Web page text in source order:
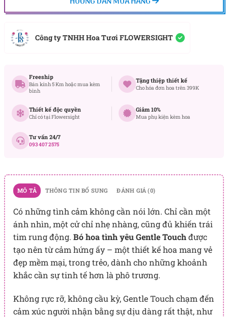
Công ty TNHH Hoa Tươi FLOWERSIGHT
Freeship
Bán kính 5 Km hoặc mua kèm
bình
Tặng thiệp thiết kế
Cho hóa đơn hoa trên 399K
Thiết kế độc quyền
Chỉ có tại Flowersight
Giảm 10%
Mua phụ kiện kèm hoa
Tư vấn 24/7
093 407 2575
MÔ TẢ THÔNG TIN BỔ SUNG ĐÁNH GIÁ (0)
Có những tình cảm không cần nói lớn. Chỉ cần một
ánh nhìn, một cử chỉ nhẹ nhàng, cũng đủ khiến trái
tim rung động. Bó hoa tình yêu Gentle Touchđược
tạo nên từ cảm hứng ấy – một thiết kế hoa mang vẻ
đẹp mềm mại, trong trẻo, dành cho những khoảnh
khắc cần sự tinh tế hơn là phô trương.
Không rực rỡ, không cầu kỳ, Gentle Touch chạm đến
cảm xúc người nhận bằng sự dịu dàng rất thật, như